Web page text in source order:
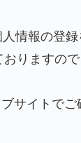
情報の登録
りますの
サイトでご